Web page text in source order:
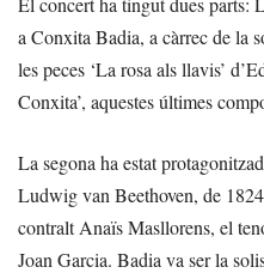
a Conxita Badia, a càrrec de la
les peces ‘La rosa als llavis’
Conxita’, aquestes últimes
La segona ha estat
Ludwig van Beethoven, de
contralt Anaïs Masllorens, el
Joan Garcia. Badia va ser la